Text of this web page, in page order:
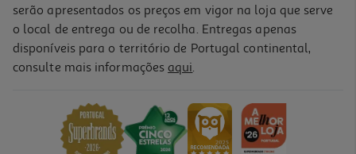
serão apresentados os preços em vigor na loja que serve
o local de entrega ou de recolha. Entregas apenas
disponíveis para o território de Portugal continental,
consulte mais informações aqui.